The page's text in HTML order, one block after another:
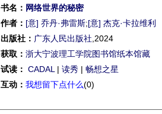
书名： 网络世界的秘密
作者： [意] 乔丹·弗雷斯;[意] 杰克·卡拉维利
出版社： 广东人民出版社 ,2024
获取： 浙大宁波理工学院图书馆纸本馆藏
试读： CADAL | 读秀 | 畅想之星
互动： 我想留下点什么(0)